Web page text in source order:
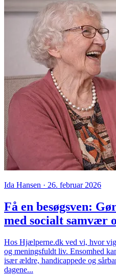
Ida Hansen · 26. februar 2026
Få en besøgsven:
med socialt samvær
Hos Hjælperne.dk ved vi, hvor
og meningsfuldt liv. Ensomhed
især ældre, handicappede og
dagene...